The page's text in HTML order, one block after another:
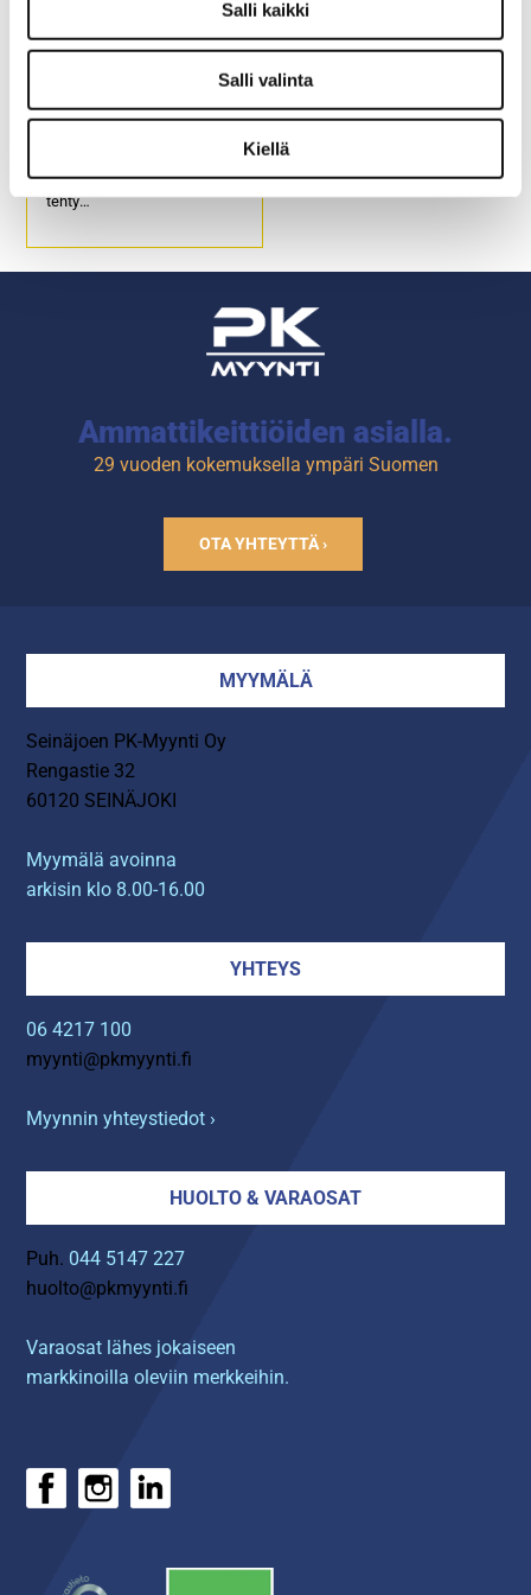
Salli kaikki
Salli valinta
Kiellä
Pizzalautanen Speciale
Erityisesti pizzan tarjoiluun
tehty
Saatavilla useissa väreissä
Astianpesukoneen kestävä
Ammattikeittiöiden asialla.
29 vuoden kokemuksella ympäri Suomen
OTA YHTEYTTÄ ›
MYYMÄLÄ
Seinäjoen PK-Myynti Oy
Rengastie 32
60120 SEINÄJOKI
Myymälä avoinna
arkisin klo 8.00-16.00
YHTEYS
06 4217 100
myynti@pkmyynti.fi
Myynnin yhteystiedot ›
HUOLTO & VARAOSAT
Puh. 044 5147 227
huolto@pkmyynti.fi
Varaosat lähes jokaiseen
markkinoilla oleviin merkkeihin.